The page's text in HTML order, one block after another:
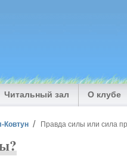
Читальный зал О клубе
Ковтун Правда силы или сила